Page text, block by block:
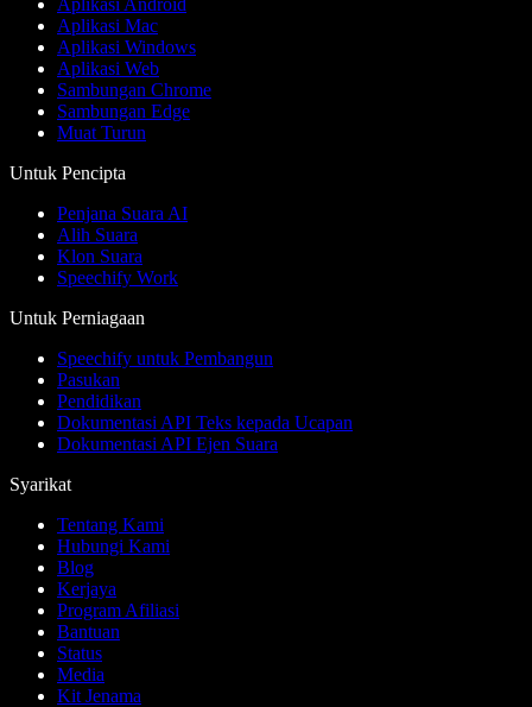
Aplikasi Mac
Aplikasi Windows
Aplikasi Web
Sambungan Chrome
Sambungan Edge
Muat Turun
Untuk Pencipta
Penjana Suara AI
Alih Suara
Klon Suara
Speechify Work
Untuk Perniagaan
Speechify untuk Pembangun
Pasukan
Pendidikan
Dokumentasi API Teks kepada Ucapan
Dokumentasi API Ejen Suara
Syarikat
Tentang Kami
Hubungi Kami
Blog
Kerjaya
Program Afiliasi
Bantuan
Status
Media
Kit Jenama